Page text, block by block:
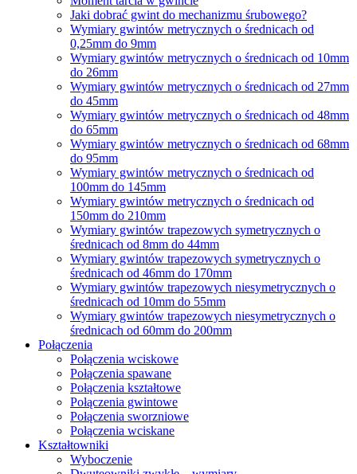
Jaki dobrać gwint do mechanizmu śrubowego?
Wymiary gwintów metrycznych o średnicach od
0,25mm do 9mm
Wymiary gwintów metrycznych o średnicach od 10mm
do 26mm
Wymiary gwintów metrycznych o średnicach od 27mm
do 45mm
Wymiary gwintów metrycznych o średnicach od 48mm
do 65mm
Wymiary gwintów metrycznych o średnicach od 68mm
do 95mm
Wymiary gwintów metrycznych o średnicach od
100mm do 145mm
Wymiary gwintów metrycznych o średnicach od
150mm do 210mm
Wymiary gwintów trapezowych symetrycznych o
średnicach od 8mm do 44mm
Wymiary gwintów trapezowych symetrycznych o
średnicach od 46mm do 170mm
Wymiary gwintów trapezowych niesymetrycznych o
średnicach od 10mm do 55mm
Wymiary gwintów trapezowych niesymetrycznych o
średnicach od 60mm do 200mm
Połączenia
Połączenia wciskowe
Połączenia spawane
Połączenia kształtowe
Połączenia gwintowe
Połączenia sworzniowe
Połączenia wciskane
Kształtowniki
Wyboczenie